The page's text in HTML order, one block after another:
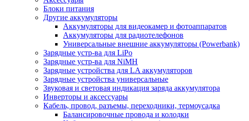
Блоки питания
Другие аккумуляторы
Аккумуляторы для видеокамер и фотоаппаратов
Аккумуляторы для радиотелефонов
Универсальные внешние аккумуляторы (Powerbank)
Зарядные устр-ва для LiPo
Зарядные устр-ва для NiMH
Зарядные устройства для LA аккумуляторов
Зарядные устройства универсальные
Звуковая и световая индикация заряда аккумулятора
Инверторы и аксессуары
Кабель, провод, разъемы, переходники, термоусадка
Балансировочные провода и колодки